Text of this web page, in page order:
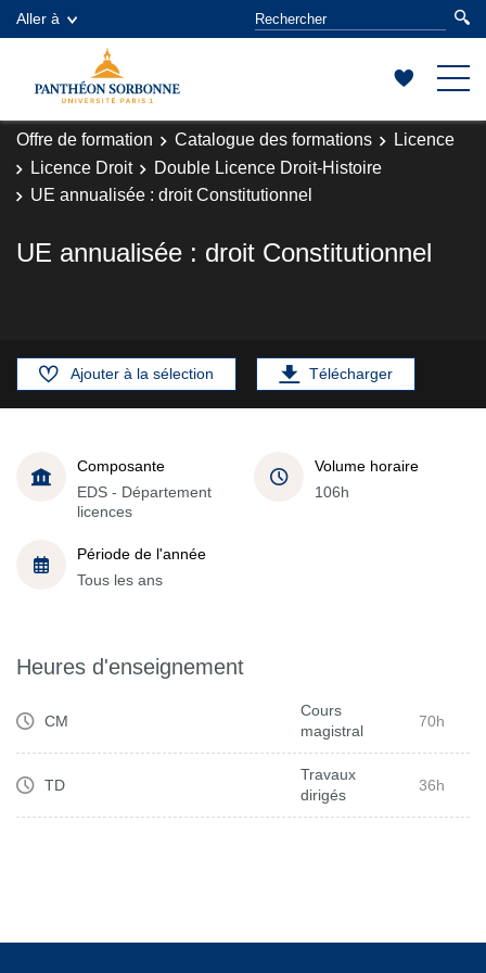
Aller à
Offre de formation Catalogue des formations
Licence
Licence Droit
Double Licence Droit-Histoire
UE annualisée : droit Constitutionnel
UE annualisée : droit Constitutionnel
Ajouter à la sélection Télécharger
Composante
EDS - Département
licences
Volume horaire
106h
Période de l'année
Tous les ans
Heures d'enseignement
CM
Cours
magistral
70h
TD
Travaux
dirigés
36h